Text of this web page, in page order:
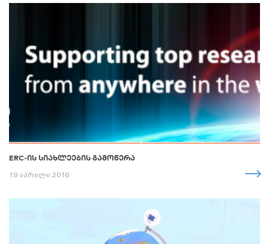
ERC-ᲘᲡ ᲡᲘᲐᲮᲚᲔᲔᲑᲘᲡ ᲒᲐᲛᲝᲬᲔᲠᲐ
19 აპრილი 2016